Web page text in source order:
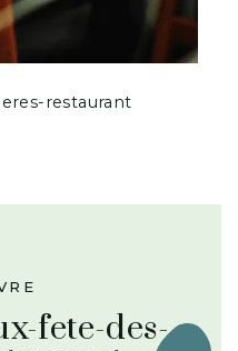
restaurant
fete-des-